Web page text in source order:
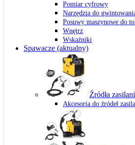
Pomiar cyfrowy
Narzędzia do
Posuwy maszynowe do
Wnętrz
Wskaźniki
Spawacze (aktualny)
Źródła
Akcesoria do źródeł